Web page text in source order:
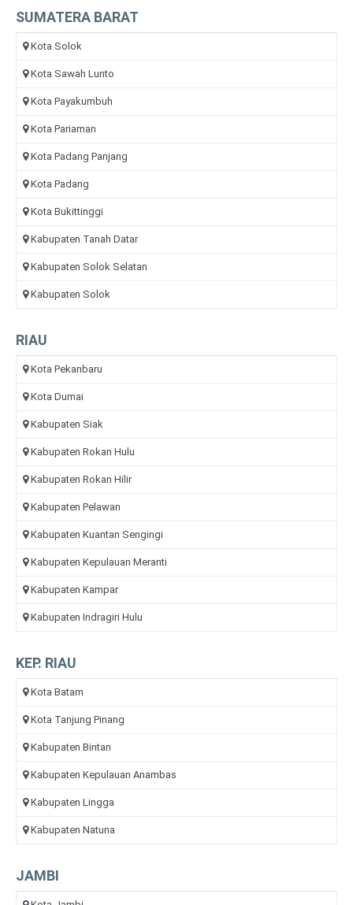
SUMATERA BARAT
Kota Solok
Kota Sawah Lunto
Kota Payakumbuh
Kota Pariaman
Kota Padang Panjang
Kota Padang
Kota Bukittinggi
Kabupaten Tanah Datar
Kabupaten Solok Selatan
Kabupaten Solok
RIAU
Kota Pekanbaru
Kota Dumai
Kabupaten Siak
Kabupaten Rokan Hulu
Kabupaten Rokan Hilir
Kabupaten Pelawan
Kabupaten Kuantan Sengingi
Kabupaten Kepulauan Meranti
Kabupaten Kampar
Kabupaten Indragiri Hulu
KEP. RIAU
Kota Batam
Kota Tanjung Pinang
Kabupaten Bintan
Kabupaten Kepulauan Anambas
Kabupaten Lingga
Kabupaten Natuna
JAMBI